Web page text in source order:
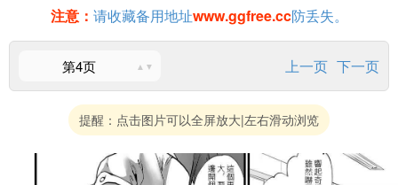
注意： 请收藏备用地址www.ggfree.cc防丢失。
第4页 上一页 下一页
提醒：点击图片可以全屏放大|左右滑动浏览